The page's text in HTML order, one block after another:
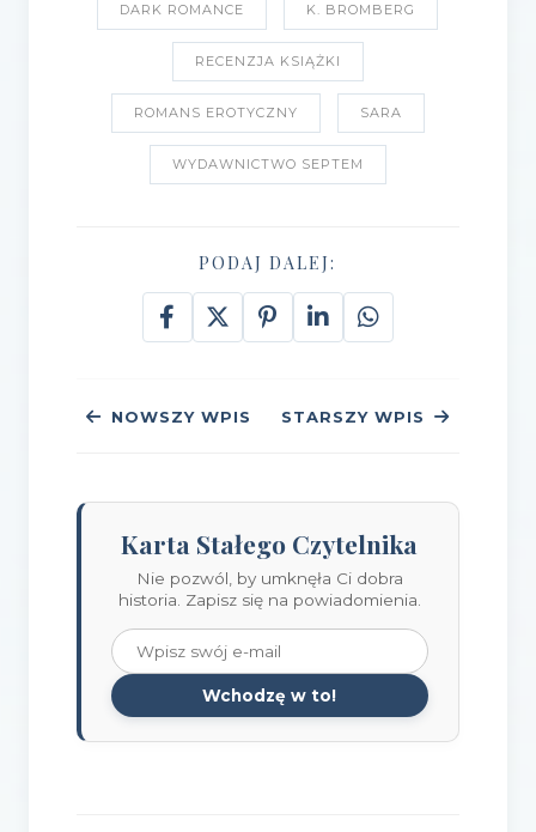
DARK ROMANCE K. BROMBERG
RECENZJA KSIĄŻKI
ROMANS EROTYCZNY SARA
WYDAWNICTWO SEPTEM
PODAJ DALEJ:
NOWSZY WPIS STARSZY WPIS
Karta Stałego Czytelnika
Nie pozwól, by umknęła Ci dobra
historia. Zapisz się na powiadomienia.
Wchodzę w to!